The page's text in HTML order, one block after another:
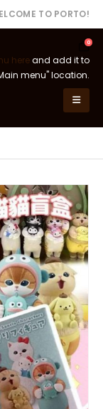
TO PORTO!
0
hereand add it to
menu" location.